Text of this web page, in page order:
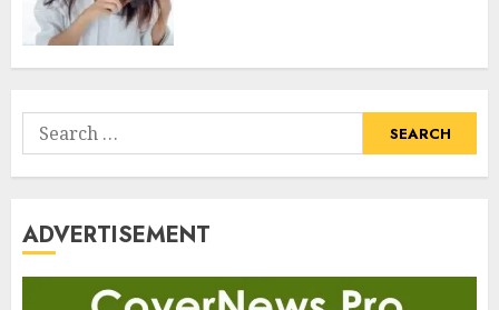
Search
for:
ADVERTISEMENT